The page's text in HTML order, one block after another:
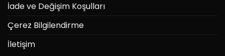
İade ve Değişim Koşulları
Çerez Bilgilendirme
İletişim